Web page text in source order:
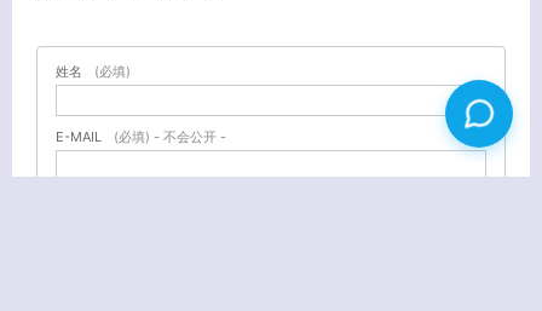
姓名 (必填)
E-MAIL (必填) - 不会公开 -